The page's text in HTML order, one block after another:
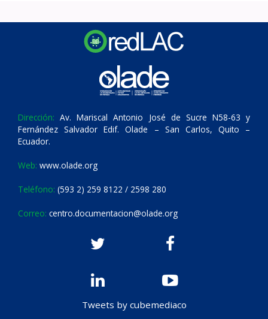
Dirección: Av. Mariscal Antonio José de Sucre N58-63 y
Fernández Salvador Edif. Olade – San Carlos, Quito –
Ecuador.
Web: www.olade.org
Teléfono: (593 2) 259 8122 / 2598 280
Correo: centro.documentacion@olade.org
Tweets by cubemediaco